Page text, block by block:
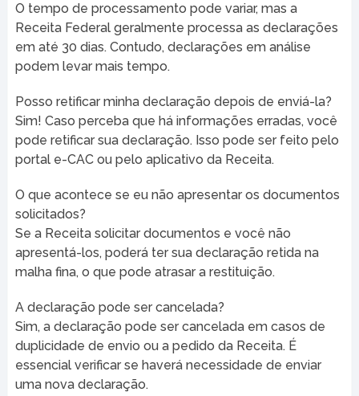
O tempo de processamento pode variar, mas a
Receita Federal geralmente processa as declarações
em até 30 dias. Contudo, declarações em análise
podem levar mais tempo.
Posso retificar minha declaração depois de enviá-la?
Sim! Caso perceba que há informações erradas, você
pode retificar sua declaração. Isso pode ser feito pelo
portal e-CAC ou pelo aplicativo da Receita.
O que acontece se eu não apresentar os documentos
solicitados?
Se a Receita solicitar documentos e você não
apresentá-los, poderá ter sua declaração retida na
malha fina, o que pode atrasar a restituição.
A declaração pode ser cancelada?
Sim, a declaração pode ser cancelada em casos de
duplicidade de envio ou a pedido da Receita. É
essencial verificar se haverá necessidade de enviar
uma nova declaração.